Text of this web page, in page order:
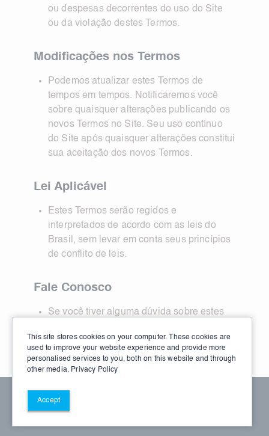
ou despesas decorrentes do uso do Site
ou da violação destes Termos.
Modificações nos Termos
Podemos atualizar estes Termos de
tempos em tempos. Notificaremos você
sobre quaisquer alterações publicando os
novos Termos no Site. Seu uso contínuo
do Site após quaisquer alterações constitui
sua aceitação dos novos Termos.
Lei Aplicável
Estes Termos serão regidos e
interpretados de acordo com as leis do
Brasil, sem levar em conta seus princípios
de conflito de leis.
Fale Conosco
Se você tiver alguma dúvida sobre estes
privacy@joveo.com
This site stores cookies on your computer. These cookies are
used to improve your website experience and provide more
personalised services to you, both on this website and through
other media. Privacy Policy
Accept